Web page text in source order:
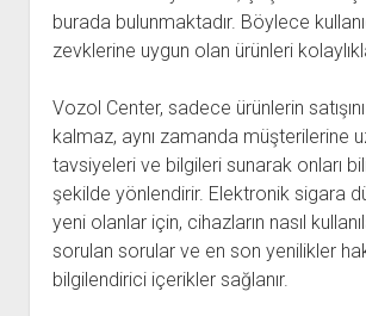
burada bulunmaktadır. Böylece
zevklerine uygun olan ürünleri
Vozol Center, sadece ürünlerin
kalmaz, aynı zamanda müşterilerine
tavsiyeleri ve bilgileri sunarak onları
şekilde yönlendirir. Elektronik sigara
yeni olanlar için, cihazların nasıl
sorulan sorular ve en son yenilikler
bilgilendirici içerikler sağlanır.